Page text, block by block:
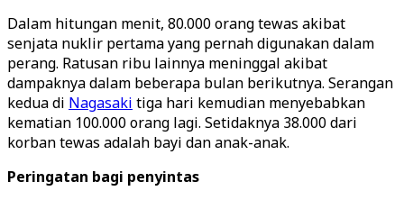
Dalam hitungan menit, 80.000 orang tewas akibat
senjata nuklir pertama yang pernah digunakan dalam
perang. Ratusan ribu lainnya meninggal akibat
dampaknya dalam beberapa bulan berikutnya. Serangan
kedua di Nagasaki tiga hari kemudian menyebabkan
kematian 100.000 orang lagi. Setidaknya 38.000 dari
korban tewas adalah bayi dan anak-anak.
Peringatan bagi penyintas